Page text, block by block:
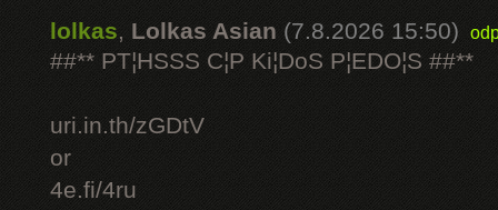
lolkas, Lolkas Asian (7.8.2026 15:50)
##** PT¦HSSS C¦P Ki¦DoS P¦EDO¦S ##**
uri.in.th/zGDtV
or
4e.fi/4ru